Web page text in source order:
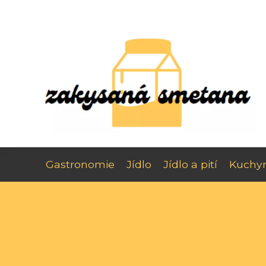
Gastronomie Jídlo Jídlo a pití